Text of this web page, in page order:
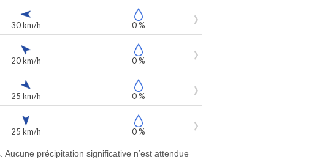
30 km/h 0 %
20 km/h 0 %
25 km/h 0 %
25 km/h 0 %
précipitation significative n’est attendue